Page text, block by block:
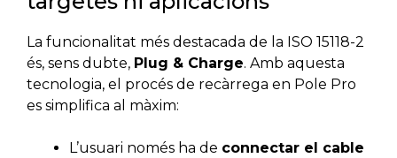
La funcionalitat més destacada de la ISO 15118-2
és, sens dubte, Plug & Charge. Amb aquesta
tecnologia, el procés de recàrrega en Pole Pro
es simplifica al màxim:
L’usuari només ha de connectar el cable